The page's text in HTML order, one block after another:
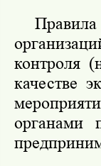
Правила
контроля
качестве
органами